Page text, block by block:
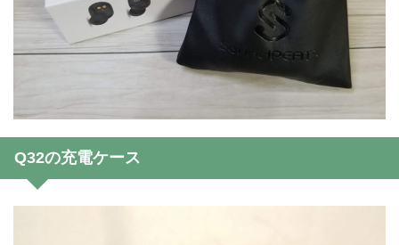
Q32の充電ケース